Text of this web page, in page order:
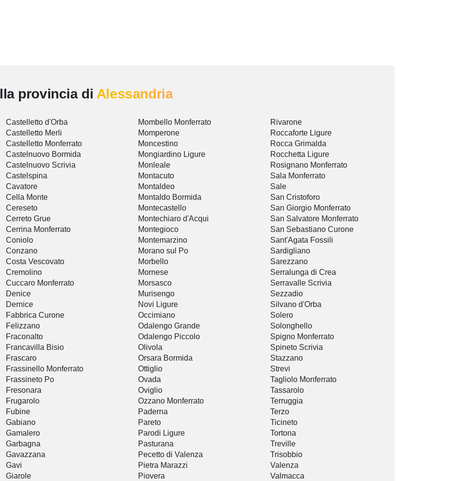
provincia di Alessandria
Castelletto d'Orba
Castelletto Merli
Castelletto Monferrato
Castelnuovo Bormida
Castelnuovo Scrivia
Castelspina
Cavatore
Cella Monte
Cereseto
Cerreto Grue
Cerrina Monferrato
Coniolo
Conzano
Costa Vescovato
Cremolino
Cuccaro Monferrato
Denice
Dernice
Fabbrica Curone
Felizzano
Fraconalto
Francavilla Bisio
Frascaro
Frassinello Monferrato
Frassineto Po
Fresonara
Frugarolo
Fubine
Gabiano
Gamalero
Garbagna
Gavazzana
Gavi
Giarole
Mombello Monferrato
Momperone
Moncestino
Mongiardino Ligure
Monleale
Montacuto
Montaldeo
Montaldo Bormida
Montecastello
Montechiaro d'Acqui
Montegioco
Montemarzino
Morano sul Po
Morbello
Mornese
Morsasco
Murisengo
Novi Ligure
Occimiano
Odalengo Grande
Odalengo Piccolo
Olivola
Orsara Bormida
Ottiglio
Ovada
Oviglio
Ozzano Monferrato
Paderna
Pareto
Parodi Ligure
Pasturana
Pecetto di Valenza
Pietra Marazzi
Piovera
Rivarone
Roccaforte Ligure
Rocca Grimalda
Rocchetta Ligure
Rosignano Monferrato
Sala Monferrato
Sale
San Cristoforo
San Giorgio Monferrato
San Salvatore Monferrato
San Sebastiano Curone
Sant'Agata Fossili
Sardigliano
Sarezzano
Serralunga di Crea
Serravalle Scrivia
Sezzadio
Silvano d'Orba
Solero
Solonghello
Spigno Monferrato
Spineto Scrivia
Stazzano
Strevi
Tagliolo Monferrato
Tassarolo
Terruggia
Terzo
Ticineto
Tortona
Treville
Trisobbio
Valenza
Valmacca